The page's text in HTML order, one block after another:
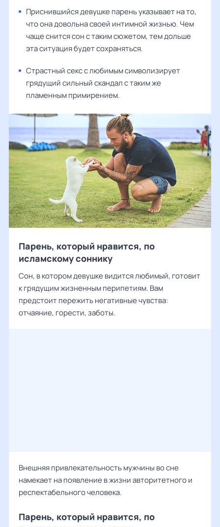
Приснившийся девушке парень указывает на то,
что она довольна своей интимной жизнью. Чем
чаще снится сон с таким сюжетом, тем дольше
эта ситуация будет сохраняться.
Страстный секс с любимым символизирует
грядущий сильный скандал с таким же
пламенным примирением.
Парень, который нравится, по
исламскому соннику
Сон, в котором девушке видится любимый, готовит
к грядущим жизненным перипетиям. Вам
предстоит пережить негативные чувства:
отчаяние, горести, заботы.
Внешняя привлекательность мужчины во сне
намекает на появление в жизни авторитетного и
респектабельного человека.
Парень, который нравится, по